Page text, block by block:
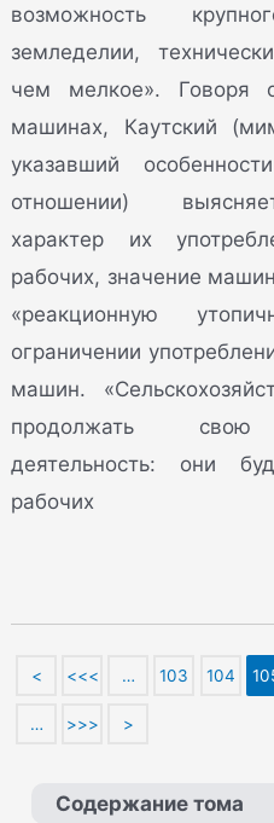
возможность
земледелии,
чем мелкое». Говоря о
машинах, Каутский
указавший
отношении)
характер их
рабочих, значение
«реакционную
ограничении
машин.
продолжать свою
деятельность: они
рабочих
< <<< … 103 104
… >>> >
Содержание тома